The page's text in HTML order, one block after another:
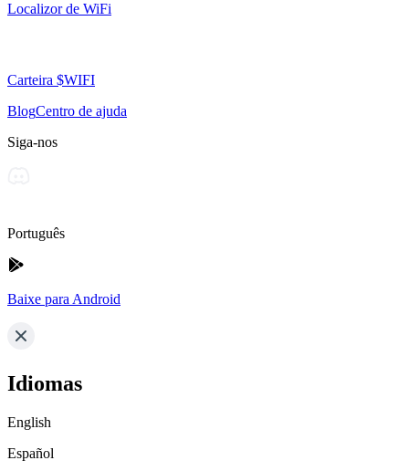
Localizor de WiFi
Carteira $WIFI
BlogCentro de ajuda
Siga-nos
Português
Baixe para Android
Idiomas
English
Español